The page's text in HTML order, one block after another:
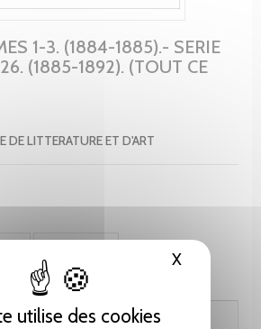
utilise des cookies
XMasquer
1-3. (1884-1885).- SERIE
(1885-1892). (TOUT CE
DE LITTERATURE ET D'ART